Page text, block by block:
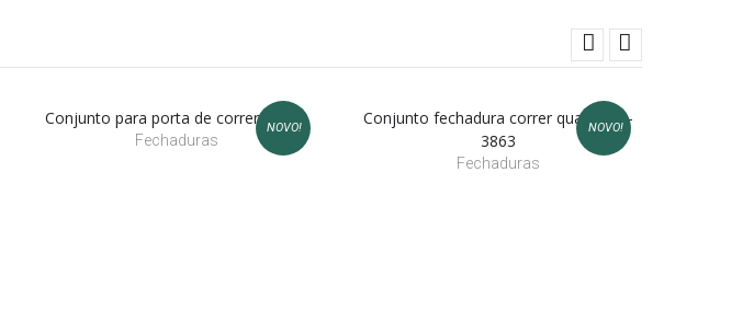
NOVO!
Conjunto para porta de correr - 2850
Fechaduras
NOVO!
Conjunto fechadura correr quadrada -
3863
Fechaduras